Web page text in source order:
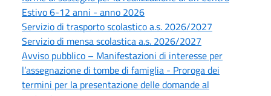
Estivo 6-12 anni - anno 2026
Servizio di trasporto scolastico a.s. 2026/2027
Servizio di mensa scolastica a.s. 2026/2027
Avviso pubblico – Manifestazioni di interesse per
l’assegnazione di tombe di famiglia - Proroga dei
termini per la presentazione delle domande al